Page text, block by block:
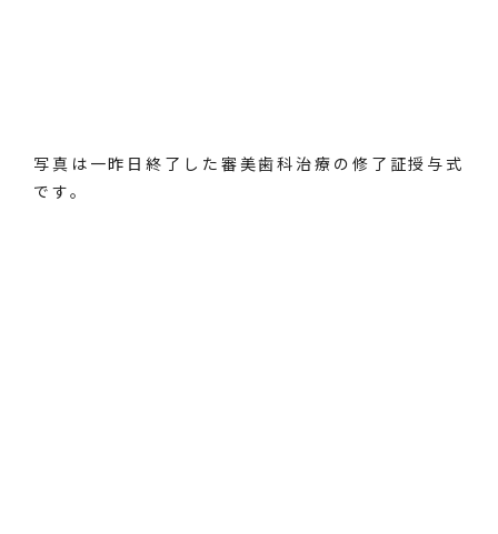
写真は一昨日終了した審美歯科治療の修了証授与式
です。